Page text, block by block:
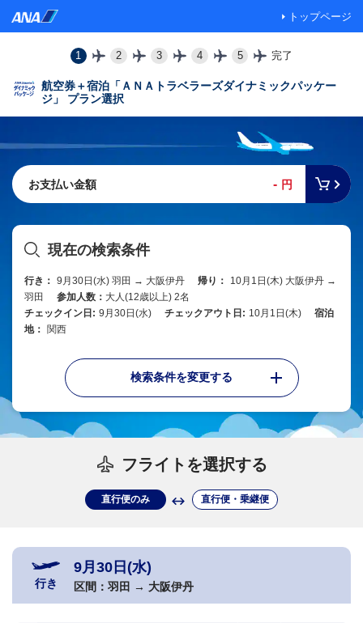
トップページ
1 2 3 4 5 完了
航空券＋宿泊「ＡＮＡトラベラーズダイナミックパッケー
ジ」 プラン選択
お支払い金額 - 円
現在の検索条件
行き： 9月30日(水) 羽田 → 大阪伊丹 帰り：
10月1日(木) 大阪伊丹 →
羽田
参加人数： 大人(12歳以上) 2名
チェックイン日: 9月30日(水) チェックアウト日: 10月1日(木)
宿泊
地：
関西
検索条件を変更する
フライトを選択する
直行便のみ 直行便・乗継便
行き
9月30日(水)
区間： 羽田 → 大阪伊丹